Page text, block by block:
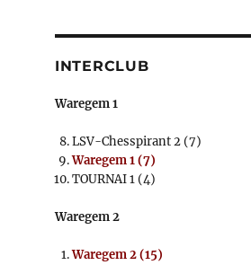
INTERCLUB
Waregem 1
LSV-Chesspirant 2 (7)
Waregem 1 (7)
TOURNAI 1 (4)
Waregem 2
Waregem 2 (15)